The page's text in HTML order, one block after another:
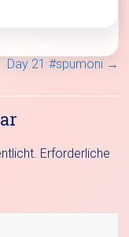
Day 21 #spumoni →
Erforderliche